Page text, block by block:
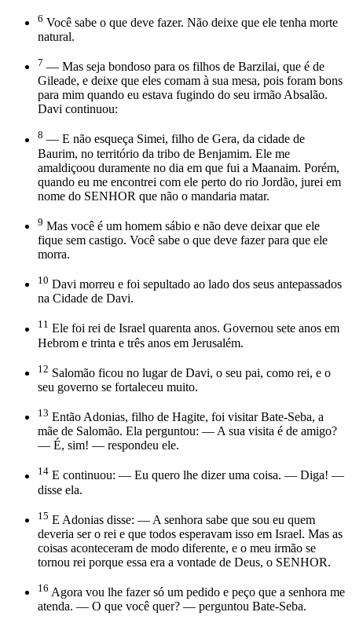
6 Você sabe o que deve fazer. Não deixe que ele tenha morte
natural.
7 — Mas seja bondoso para os filhos de Barzilai, que é de
Gileade, e deixe que eles comam à sua mesa, pois foram bons
para mim quando eu estava fugindo do seu irmão Absalão.
Davi continuou:
8 — E não esqueça Simei, filho de Gera, da cidade de
Baurim, no território da tribo de Benjamim. Ele me
amaldiçoou duramente no dia em que fui a Maanaim. Porém,
quando eu me encontrei com ele perto do rio Jordão, jurei em
nome do SENHOR que não o mandaria matar.
9 Mas você é um homem sábio e não deve deixar que ele
fique sem castigo. Você sabe o que deve fazer para que ele
morra.
10 Davi morreu e foi sepultado ao lado dos seus antepassados
na Cidade de Davi.
11 Ele foi rei de Israel quarenta anos. Governou sete anos em
Hebrom e trinta e três anos em Jerusalém.
12 Salomão ficou no lugar de Davi, o seu pai, como rei, e o
seu governo se fortaleceu muito.
13 Então Adonias, filho de Hagite, foi visitar Bate-Seba, a
mãe de Salomão. Ela perguntou: — A sua visita é de amigo?
— É, sim! — respondeu ele.
14 E continuou: — Eu quero lhe dizer uma coisa. — Diga! —
disse ela.
15 E Adonias disse: — A senhora sabe que sou eu quem
deveria ser o rei e que todos esperavam isso em Israel. Mas as
coisas aconteceram de modo diferente, e o meu irmão se
tornou rei porque essa era a vontade de Deus, o SENHOR.
16 Agora vou lhe fazer só um pedido e peço que a senhora me
atenda. — O que você quer? — perguntou Bate-Seba.